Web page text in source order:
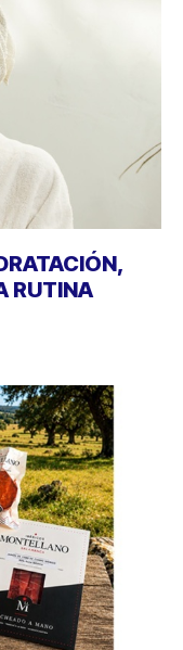
RUTINA